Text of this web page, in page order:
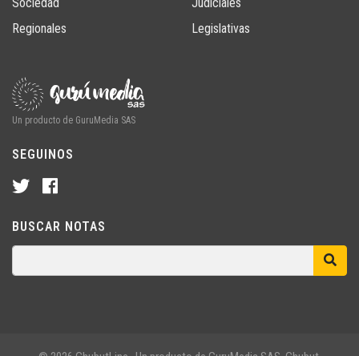
Regionales
Legislativas
Un producto de GuruMedia SAS
SEGUINOS
BUSCAR NOTAS